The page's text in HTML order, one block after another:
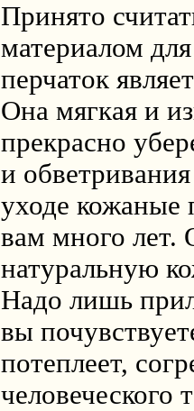
Принято
материалом
перчаток
Она мягкая и
прекрасно
и
уходе кожаные
вам много лет.
натуральную
Надо лишь
вы
потеплеет,
человеческого